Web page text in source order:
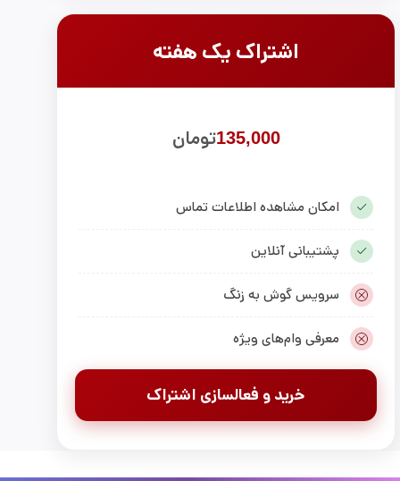
اشتراک یک هفته‌
135,000تومان
امکان مشاهده اطلاعات تماس
پشتیبانی آنلاین
سرویس گوش به زنگ
معرفی وام‌های ویژه
خرید و فعالسازی اشتراک